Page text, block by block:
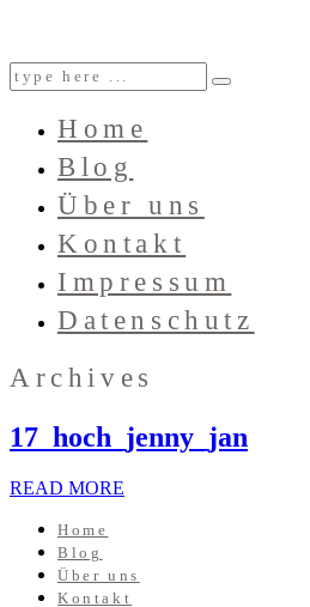
Home
Blog
Über uns
Kontakt
Impressum
Datenschutz
Archives
17_hoch_jenny_jan
READ MORE
Home
Blog
Über uns
Kontakt